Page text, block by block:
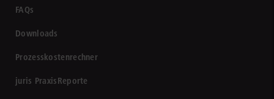
FAQs
Downloads
Prozesskostenrechner
juris PraxisReporte